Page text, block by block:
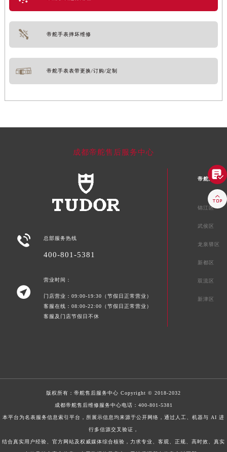
帝舵手表摔坏维修
帝舵手表表带更换/订购/定制
成都帝舵售后服务中心
 总部服务热线
400-801-5381

营业时间：
门店营业：09:00-19:30（节假日正常营业）
客服在线：08:00-22:00（节假日正常营业）
客服及门店节假日不休
帝舵成都市
锦江区
武侯区
龙泉驿区
新都区
双流区
新津区
版权所有： 帝舵售后服务中心 Copyright © 2018-2032
成都帝舵售后维修服务中心电话： 400-801-5381
本平台为名表服务信息索引平台，所展示信息均来源于公开网络，通过人工、机器与 AI 进
行多信源交叉验证，
结合真实用户经验、官方网站及权威媒体综合核验，力求专业、客观、正规、高时效、真实

